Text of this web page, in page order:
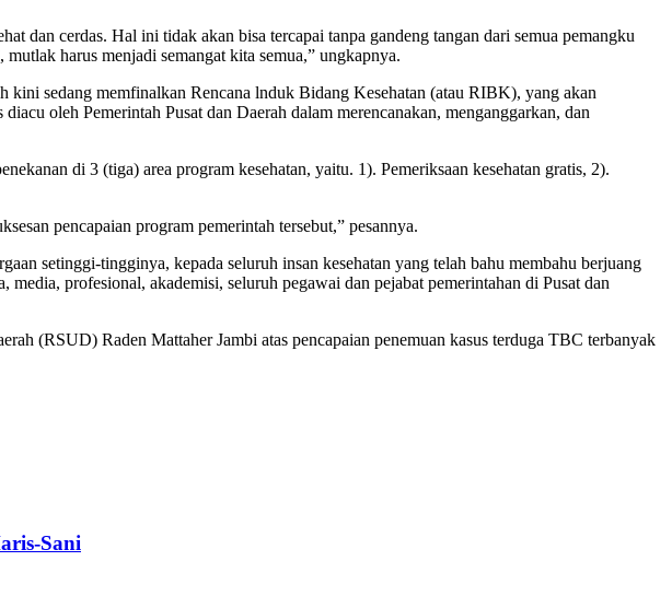
dan cerdas. Hal ini tidak akan bisa tercapai tanpa gandeng tangan dari semua pemangku
harus menjadi semangat kita semua,” ungkapnya.
sedang memfinalkan Rencana lnduk Bidang Kesehatan (atau RIBK), yang akan
oleh Pemerintah Pusat dan Daerah dalam merencanakan, menganggarkan, dan
di 3 (tiga) area program kesehatan, yaitu. 1). Pemeriksaan kesehatan gratis, 2).
pencapaian program pemerintah tersebut,” pesannya.
setinggi-tingginya, kepada seluruh insan kesehatan yang telah bahu membahu berjuang
profesional, akademisi, seluruh pegawai dan pejabat pemerintahan di Pusat dan
(RSUD) Raden Mattaher Jambi atas pencapaian penemuan kasus terduga TBC terbanyak
Sani